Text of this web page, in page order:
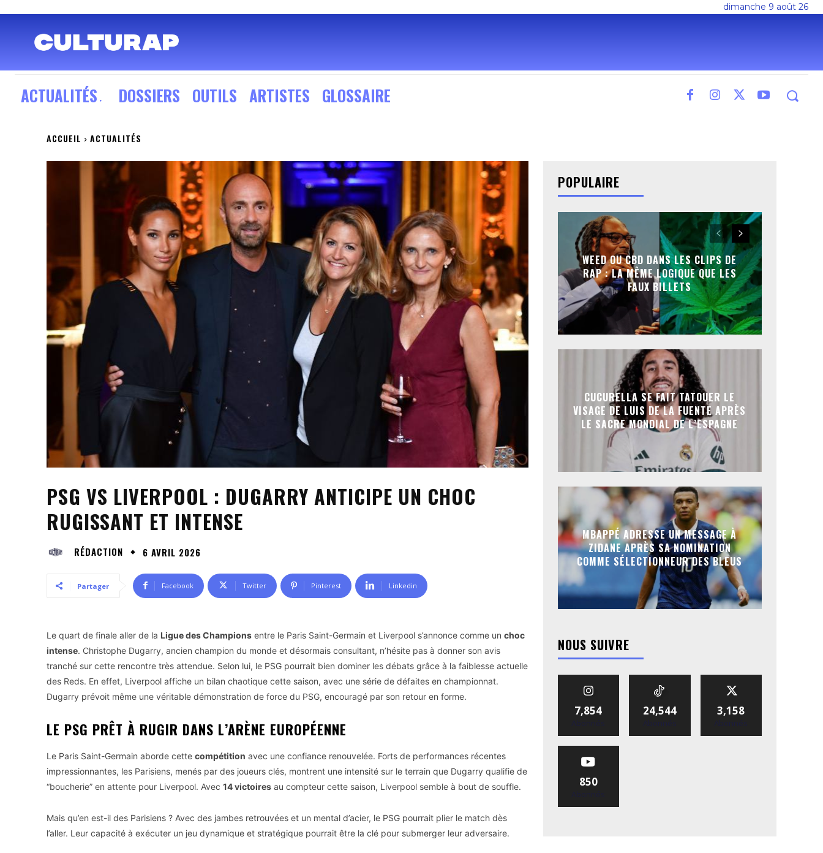
dimanche 9 août 26
ACTUALITÉS DOSSIERS OUTILS ARTISTES GLOSSAIRE
ACCUEIL ACTUALITÉS
PSG VS LIVERPOOL : DUGARRY ANTICIPE UN CHOC
RUGISSANT ET INTENSE
RÉDACTION 6 AVRIL 2026
Partager Facebook Twitter Pinterest Linkedin
Le quart de finale aller de la Ligue des Champions entre le Paris Saint-Germain et Liverpool s’annonce comme un choc
intense. Christophe Dugarry, ancien champion du monde et désormais consultant, n’hésite pas à donner son avis
tranché sur cette rencontre très attendue. Selon lui, le PSG pourrait bien dominer les débats grâce à la faiblesse actuelle
des Reds. En effet, Liverpool affiche un bilan chaotique cette saison, avec une série de défaites en championnat.
Dugarry prévoit même une véritable démonstration de force du PSG, encouragé par son retour en forme.
LE PSG PRÊT À RUGIR DANS L’ARÈNE EUROPÉENNE
Le Paris Saint-Germain aborde cette compétition avec une confiance renouvelée. Forts de performances récentes
impressionnantes, les Parisiens, menés par des joueurs clés, montrent une intensité sur le terrain que Dugarry qualifie de
“boucherie” en attente pour Liverpool. Avec 14 victoires au compteur cette saison, Liverpool semble à bout de souffle.
Mais qu’en est-il des Parisiens ? Avec des jambes retrouvées et un mental d’acier, le PSG pourrait plier le match dès
l’aller. Leur capacité à exécuter un jeu dynamique et stratégique pourrait être la clé pour submerger leur adversaire.
POPULAIRE
WEED OU CBD DANS LES CLIPS DE
RAP : LA MÊME LOGIQUE QUE LES
FAUX BILLETS
CUCURELLA SE FAIT TATOUER LE
VISAGE DE LUIS DE LA FUENTE APRÈS
LE SACRE MONDIAL DE L’ESPAGNE
MBAPPÉ ADRESSE UN MESSAGE À
ZIDANE APRÈS SA NOMINATION
COMME SÉLECTIONNEUR DES BLEUS
NOUS SUIVRE
7,854
Abonnés
24,544
Abonnés
3,158
Abonnés
850
Abonnés